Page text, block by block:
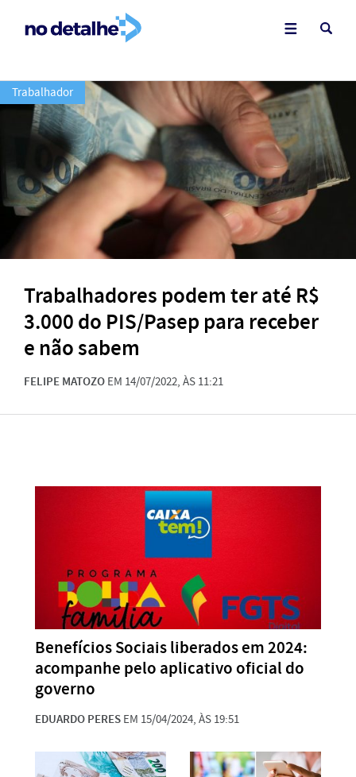
Trabalhador
Trabalhadores podem ter até R$
3.000 do PIS/Pasep para receber
e não sabem
FELIPE MATOZO EM 14/07/2022, ÀS 11:21
Benefícios Sociais liberados em 2024:
acompanhe pelo aplicativo oficial do
governo
EDUARDO PERES EM 15/04/2024, ÀS 19:51